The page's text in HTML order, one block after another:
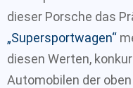
dieser Porsche das
„Supersportwagen“
diesen Werten,
Automobilen der